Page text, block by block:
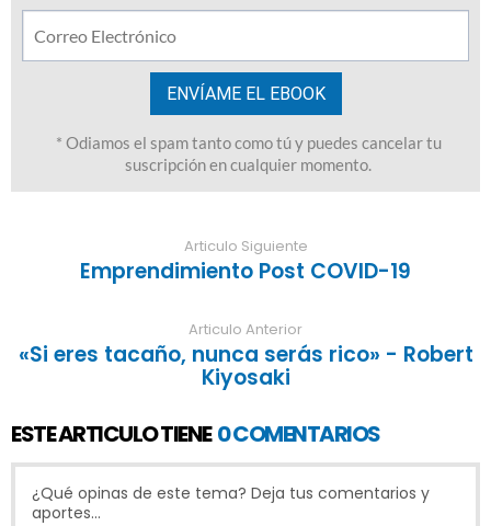
Articulo Siguiente
Emprendimiento Post COVID-19
Articulo Anterior
«Si eres tacaño, nunca serás rico» - Robert
Kiyosaki
ESTE ARTICULO TIENE 0 COMENTARIOS
¿Qué opinas de este tema? Deja tus comentarios y
aportes...